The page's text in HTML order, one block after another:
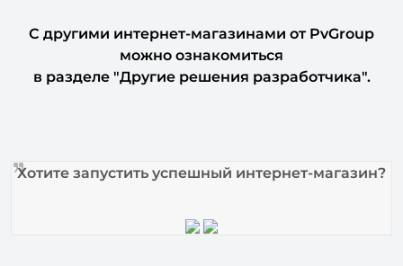
С другими интернет-магазинами от PvGroup
можно ознакомиться
в разделе "Другие решения разработчика".
Хотите запустить успешный интернет-магазин?